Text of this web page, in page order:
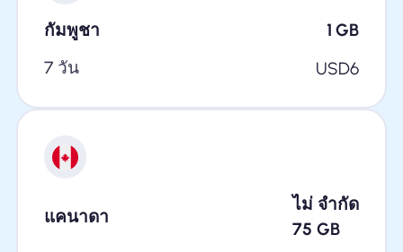
กัมพูชา 1 GB
7 วัน
USD6
แคนาดา
ไม่ จำกัด
75 GB